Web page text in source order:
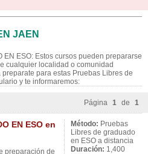
JAEN
EN ESO: Estos cursos pueden prepararse
cualquier localidad o comunidad
para estas Pruebas Libres de
y te informaremos:
Página 1 de 1
EN ESO en
preparación de
Método: Pruebas
Libres de graduado
en ESO a distancia
Duración: 1,400